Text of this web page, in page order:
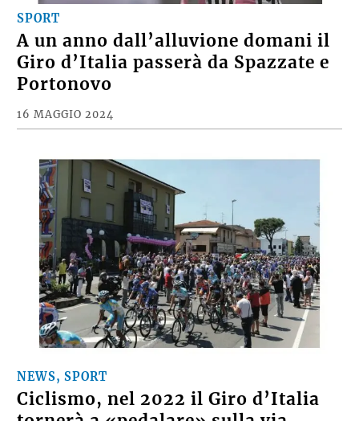
SPORT
A un anno dall’alluvione domani il
Giro d’Italia passerà da Spazzate e
Portonovo
16 MAGGIO 2024
NEWS, SPORT
Ciclismo, nel 2022 il Giro d’Italia